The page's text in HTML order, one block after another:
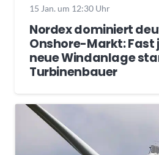
15 Jan. um 12:30 Uhr
Nordex dominiert
Onshore-Markt: Fast
neue Windanlage
Turbinenbauer